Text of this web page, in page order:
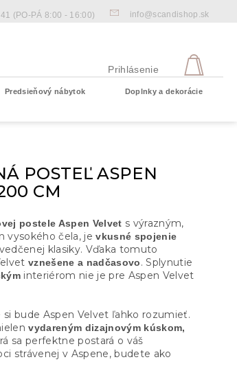
(PO-PÁ 8:00 - 16:00) info@scandishop.sk
Prihlásenie
Predsieňový nábytok Doplnky a dekorácie
POSTEĽ ASPEN
CM
postele Aspen Velvet s výrazným,
vysokého čela, jevkusné spojenie
klasiky. Vďaka tomuto
vznešene a nadčasovo. Splynutie
interiérom nie je pre Aspen Velvet
si bude Aspen Velvet ľahko rozumieť.
vydareným dizajnovým kúskom,
sa perfektne postará o váš
strávenej v Aspene, budete ako